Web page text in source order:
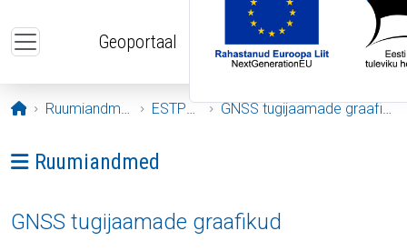
Geoportaal
Avaleht
Ruumiandmed ESTPOS GNSS tugijaamade graafikud
Ava menüü: Ruumiandmed
Ruumiandmed
GNSS tugijaamade graafikud